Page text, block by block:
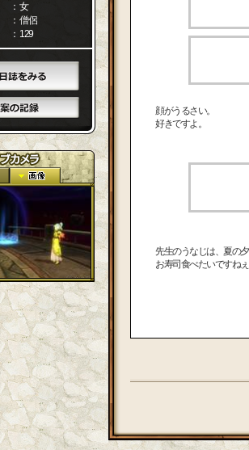
： 女
： 僧侶
： 129
顔がうるさい。
好きですよ。
先生のうなじは、夏の
お寿司食べたいですね